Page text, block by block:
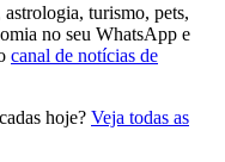
astrologia, turismo, pets,
no seu WhatsApp e
canal de notícias de
hoje? Veja todas as